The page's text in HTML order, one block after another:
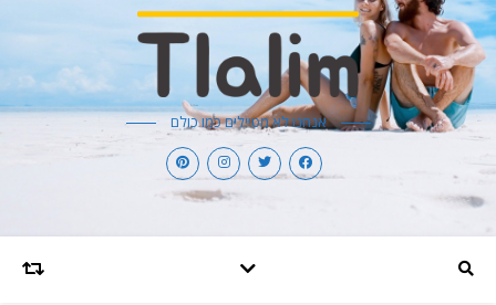
אנחנו לא מטיילים כמו כולם